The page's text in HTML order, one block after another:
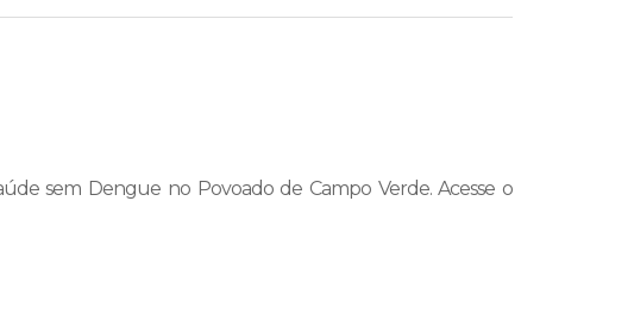
sem Dengue no Povoado de Campo Verde. Acesse o